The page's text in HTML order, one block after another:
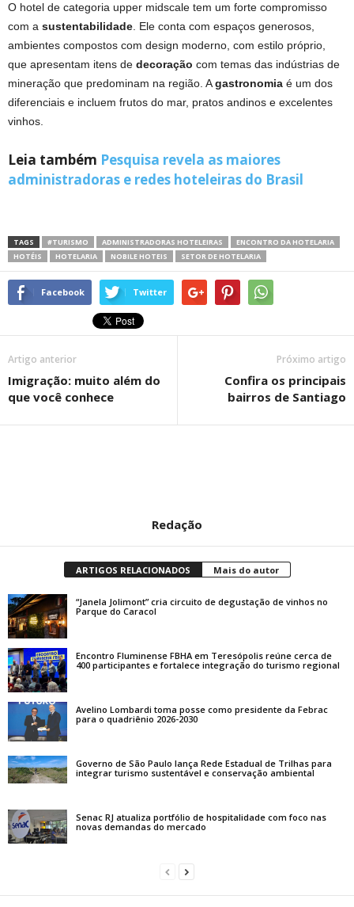
O hotel de categoria upper midscale tem um forte compromisso
com a sustentabilidade. Ele conta com espaços generosos,
ambientes compostos com design moderno, com estilo próprio,
que apresentam itens de decoração com temas das indústrias de
mineração que predominam na região. Agastronomia é um dos
diferenciais e incluem frutos do mar, pratos andinos e excelentes
vinhos.
Leia também Pesquisa revela as maiores
administradoras e redes hoteleiras do Brasil
TAGS #TURISMO ADMINISTRADORAS HOTELEIRAS
ENCONTRO DA HOTELARIA
HOTÉIS
HOTELARIA NOBILE HOTEIS SETOR DE HOTELARIA
Facebook Twitter
Artigo anterior
Imigração: muito além do
que você conhece
Próximo artigo
Confira os principais
bairros de Santiago
Redação
ARTIGOS RELACIONADOS Mais do autor
“Janela Jolimont” cria circuito de degustação de vinhos no
Parque do Caracol
Encontro Fluminense FBHA em Teresópolis reúne cerca de
400 participantes e fortalece integração do turismo regional
Avelino Lombardi toma posse como presidente da Febrac
para o quadriênio 2026-2030
Governo de São Paulo lança Rede Estadual de Trilhas para
integrar turismo sustentável e conservação ambiental
Senac RJ atualiza portfólio de hospitalidade com foco nas
novas demandas do mercado